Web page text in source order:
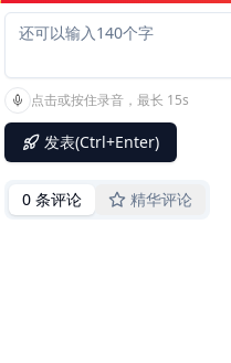
点击或按住录音，最长 15s
发表(Ctrl+Enter)
0 条评论 精华评论